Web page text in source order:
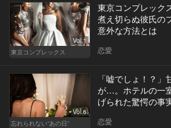
Vol.1
東京コンプレックス
東京コンプレック
煮え切らぬ彼氏の
意外な方法とは
恋愛
Vol.6
忘れられない“あの日”
「嘘でしょ！？
が…。ホテルの一
げられた驚愕の事
恋愛